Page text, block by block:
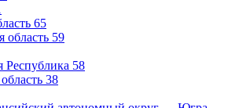
65
область 59
Республика 58
38